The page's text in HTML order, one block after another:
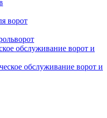
ворот
обслуживание ворот и
обслуживание ворот и